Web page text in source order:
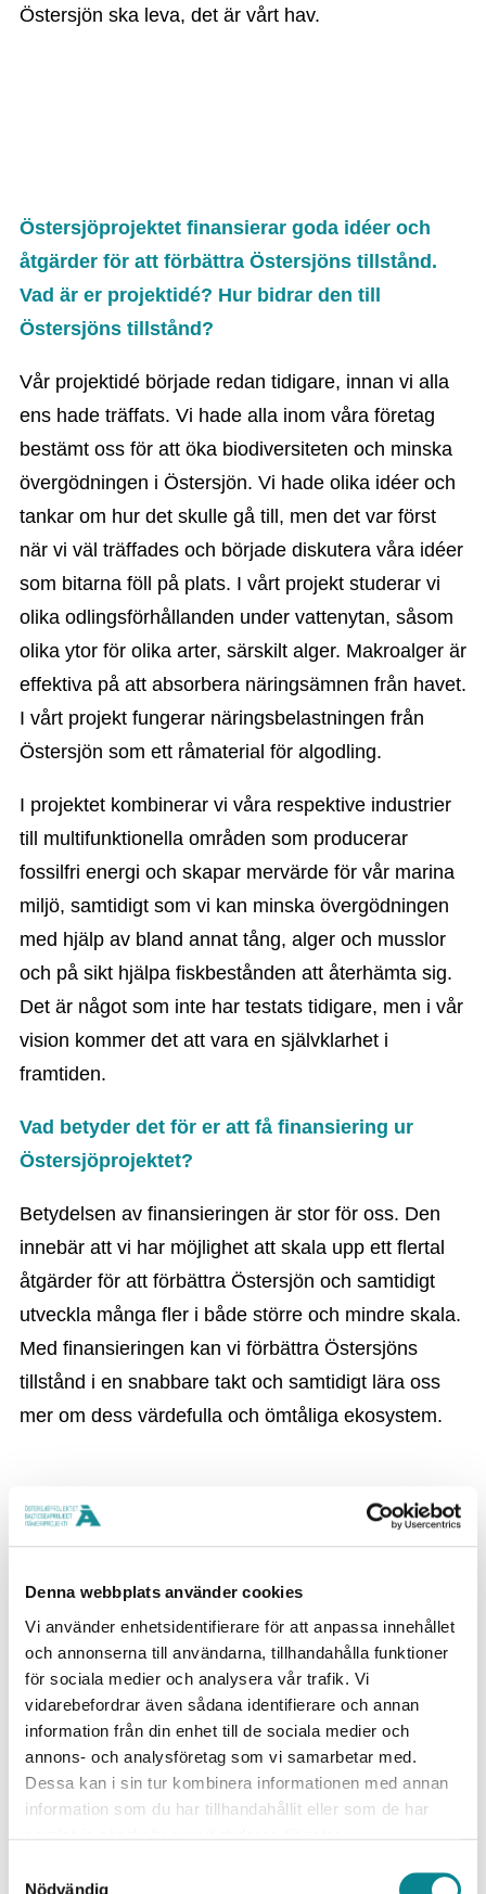
Denna webbplats använder cookies
Vi använder enhetsidentifierare för att anpassa innehållet
och annonserna till användarna, tillhandahålla funktioner
för sociala medier och analysera vår trafik. Vi
vidarebefordrar även sådana identifierare och annan
information från din enhet till de sociala medier och
annons- och analysföretag som vi samarbetar med.
Dessa kan i sin tur kombinera informationen med annan
information som du har tillhandahållit eller som de har
Nödvändig
Östersjön ska leva, det är vårt hav.
Östersjöprojektet finansierar goda idéer och
åtgärder för att förbättra Östersjöns tillstånd.
Vad är er projektidé? Hur bidrar den till
Östersjöns tillstånd?
Vår projektidé började redan tidigare, innan vi alla
ens hade träffats. Vi hade alla inom våra företag
bestämt oss för att öka biodiversiteten och minska
övergödningen i Östersjön. Vi hade olika idéer och
tankar om hur det skulle gå till, men det var först
när vi väl träffades och började diskutera våra idéer
som bitarna föll på plats. I vårt projekt studerar vi
olika odlingsförhållanden under vattenytan, såsom
olika ytor för olika arter, särskilt alger. Makroalger är
effektiva på att absorbera näringsämnen från havet.
I vårt projekt fungerar näringsbelastningen från
Östersjön som ett råmaterial för algodling.
I projektet kombinerar vi våra respektive industrier
till multifunktionella områden som producerar
fossilfri energi och skapar mervärde för vår marina
miljö, samtidigt som vi kan minska övergödningen
med hjälp av bland annat tång, alger och musslor
och på sikt hjälpa fiskbestånden att återhämta sig.
Det är något som inte har testats tidigare, men i vår
vision kommer det att vara en självklarhet i
framtiden.
Vad betyder det för er att få finansiering ur
Östersjöprojektet?
Betydelsen av finansieringen är stor för oss. Den
innebär att vi har möjlighet att skala upp ett flertal
åtgärder för att förbättra Östersjön och samtidigt
utveckla många fler i både större och mindre skala.
Med finansieringen kan vi förbättra Östersjöns
tillstånd i en snabbare takt och samtidigt lära oss
mer om dess värdefulla och ömtåliga ekosystem.
Har du bekantat dig med de andra projekten
som i år fick finansiering ur Östersjöprojektet?
Skicka en hälsning till ditt favoritprojekt!
Vi ser många synergier mellan de olika projekten.
Vi hoppas att vi får möjlighet att samarbeta i
framtiden. Vi hälsar Lykkan Ab och deras
Vi har ett antal olika idéer om samarbete som rör